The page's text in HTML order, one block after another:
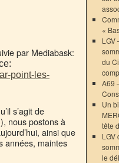
par Mediabask:
point-les-
s’agit de
nous postons à
ainsi que
années, maintes
«
LGV
du
A69
Un
tête
LGV
le